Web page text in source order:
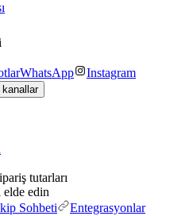
WhatsApp
Instagram
tutarları
edin
Sohbeti
Entegrasyonlar